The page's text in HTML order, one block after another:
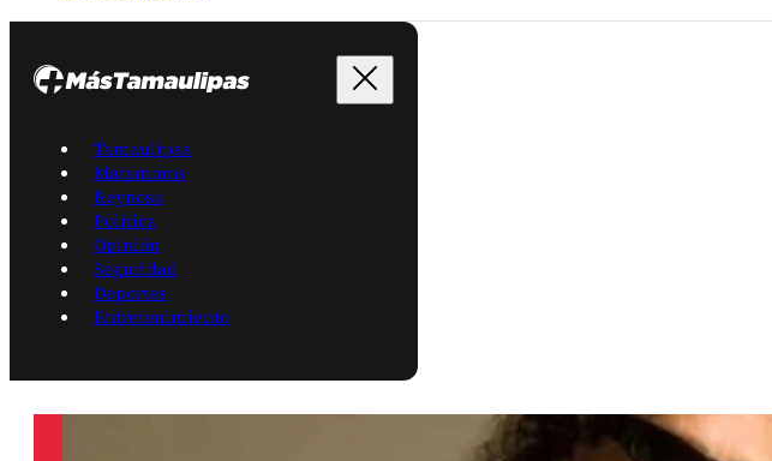
Tamaulipas
Matamoros
Reynosa
Política
Opinión
Seguridad
Deportes
Entretenimiento